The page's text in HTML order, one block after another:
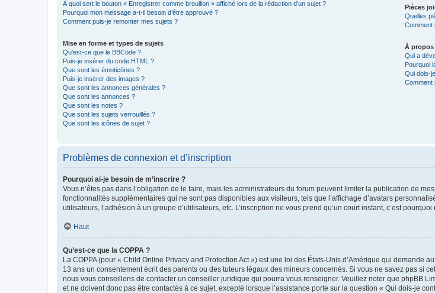
À quoi sert le bouton « Enregistrer comme brouillon » affiché lors de la rédaction d’un sujet ?
Pourquoi mon message a-t-il besoin d’être approuvé ?
Comment puis-je remonter mes sujets ?
Mise en forme et types de sujets
Qu’est-ce que le BBCode ?
Puis-je insérer du code HTML ?
Que sont les émoticônes ?
Puis-je insérer des images ?
Que sont les annonces générales ?
Que sont les annonces ?
Que sont les notes ?
Que sont les sujets verrouillés ?
Que sont les icônes de sujet ?
Pièces
Quelles
Comment
À
Qui a
Pourquoi
Qui dois-
Comment
Problèmes de connexion et d’inscription
Pourquoi ai-je besoin de m’inscrire ?
Vous n’êtes pas dans l’obligation de le faire, mais les administrateurs du forum peuvent limiter la publication de
fonctionnalités supplémentaires qui ne sont pas disponibles aux visiteurs, tels que l’affichage d’avatars
utilisateurs, l’adhésion à un groupe d’utilisateurs, etc. L’inscription ne vous prend qu’un court instant, c’est
Haut
Qu’est-ce que la COPPA ?
La COPPA (pour « Child Online Privacy and Protection Act ») est une loi des États-Unis d’Amérique qui
13 ans un consentement écrit des parents ou des tuteurs légaux des mineurs concernés. Si vous ne savez pas si
nous vous conseillons de contacter un conseiller juridique qui pourra vous renseigner. Veuillez noter que phpBB
et ne doivent donc pas être contactés à ce sujet, excepté lorsque l’assistance porte sur la question « Qui dois-je